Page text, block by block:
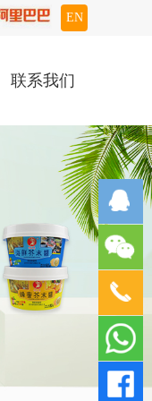
EN
联系我们